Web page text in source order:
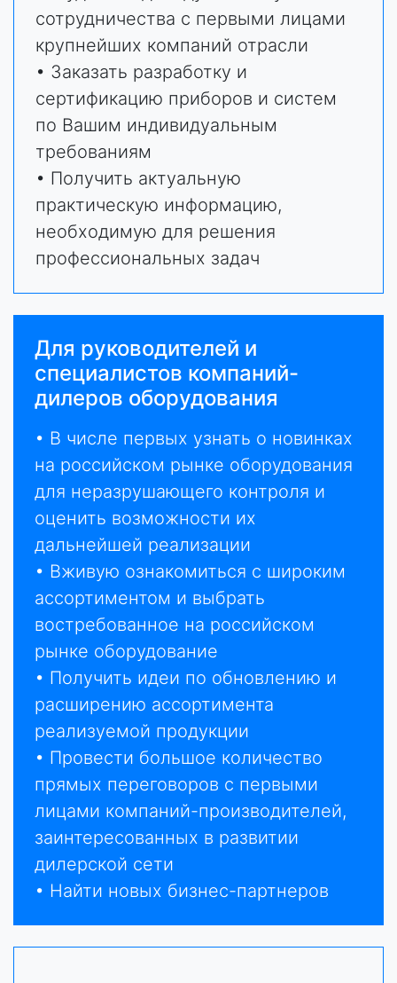
сотрудничества с первыми лицами
крупнейших компаний отрасли
• Заказать разработку и
сертификацию приборов и систем
по Вашим индивидуальным
требованиям
• Получить актуальную
практическую информацию,
необходимую для решения
профессиональных задач
Для руководителей и
специалистов компаний-
дилеров оборудования
• В числе первых узнать о новинках
на российском рынке оборудования
для неразрушающего контроля и
оценить возможности их
дальнейшей реализации
• Вживую ознакомиться с широким
ассортиментом и выбрать
востребованное на российском
рынке оборудование
• Получить идеи по обновлению и
расширению ассортимента
реализуемой продукции
• Провести большое количество
прямых переговоров с первыми
лицами компаний-производителей,
заинтересованных в развитии
дилерской сети
• Найти новых бизнес-партнеров